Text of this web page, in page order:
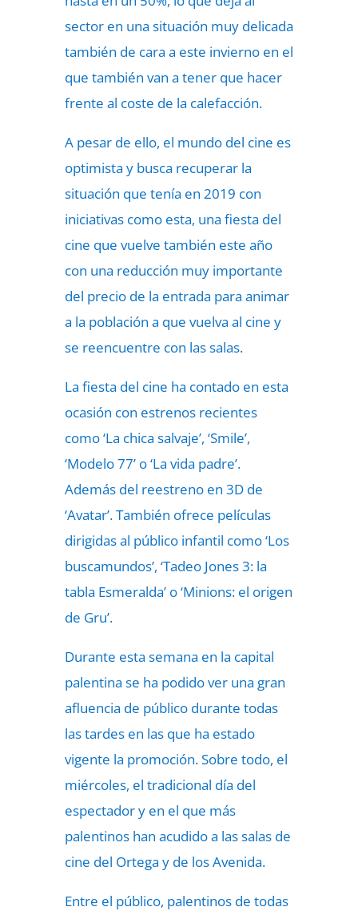
sector en una situación muy delicada
también de cara a este invierno en el
que también van a tener que hacer
frente al coste de la calefacción.
A pesar de ello, el mundo del cine es
optimista y busca recuperar la
situación que tenía en 2019 con
iniciativas como esta, una fiesta del
cine que vuelve también este año
con una reducción muy importante
del precio de la entrada para animar
a la población a que vuelva al cine y
se reencuentre con las salas.
La fiesta del cine ha contado en esta
ocasión con estrenos recientes
como ‘La chica salvaje’, ‘Smile’,
‘Modelo 77’ o ‘La vida padre’.
Además del reestreno en 3D de
‘Avatar’. También ofrece películas
dirigidas al público infantil como ‘Los
buscamundos’, ‘Tadeo Jones 3: la
tabla Esmeralda’ o ‘Minions: el origen
de Gru’.
Durante esta semana en la capital
palentina se ha podido ver una gran
afluencia de público durante todas
las tardes en las que ha estado
vigente la promoción. Sobre todo, el
miércoles, el tradicional día del
espectador y en el que más
palentinos han acudido a las salas de
cine del Ortega y de los Avenida.
Entre el público, palentinos de todas